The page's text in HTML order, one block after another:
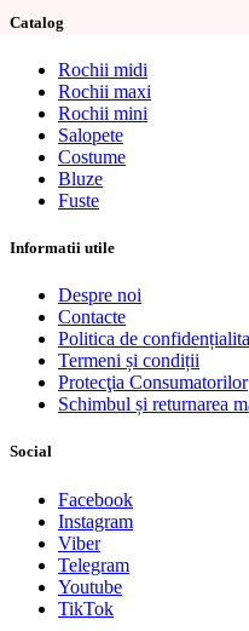
Catalog
Rochii midi
Rochii maxi
Rochii mini
Salopete
Costume
Bluze
Fuste
Informatii utile
Despre noi
Contacte
Politica de
Termeni și condiții
Protecţia Consumatorilor
Schimbul și returnarea
Social
Facebook
Instagram
Viber
Telegram
Youtube
TikTok